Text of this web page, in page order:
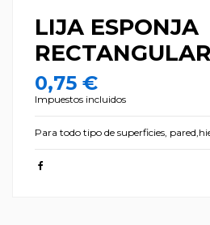
LIJA ESPONJA
RECTANGULAR
0,75 €
Impuestos incluidos
Para todo tipo de superficies,